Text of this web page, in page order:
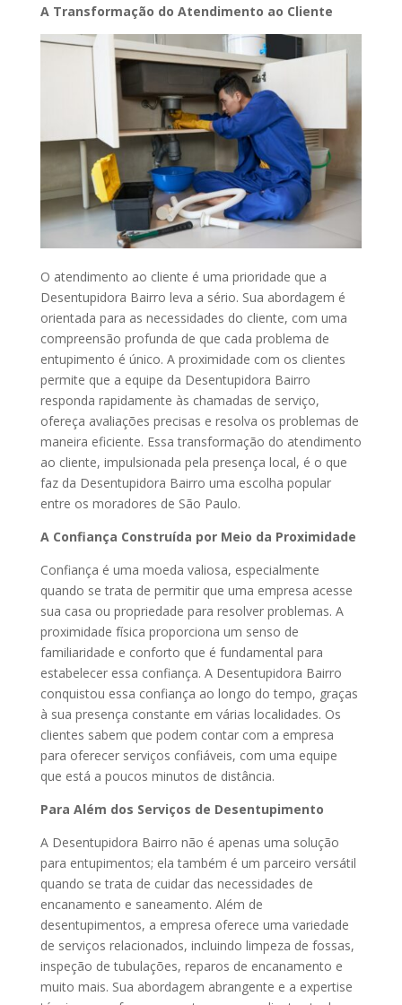
A Transformação do Atendimento ao Cliente
O atendimento ao cliente é uma prioridade que a
Desentupidora Bairro leva a sério. Sua abordagem é
orientada para as necessidades do cliente, com uma
compreensão profunda de que cada problema de
entupimento é único. A proximidade com os clientes
permite que a equipe da Desentupidora Bairro
responda rapidamente às chamadas de serviço,
ofereça avaliações precisas e resolva os problemas de
maneira eficiente. Essa transformação do atendimento
ao cliente, impulsionada pela presença local, é o que
faz da Desentupidora Bairro uma escolha popular
entre os moradores de São Paulo.
A Confiança Construída por Meio da Proximidade
Confiança é uma moeda valiosa, especialmente
quando se trata de permitir que uma empresa acesse
sua casa ou propriedade para resolver problemas. A
proximidade física proporciona um senso de
familiaridade e conforto que é fundamental para
estabelecer essa confiança. A Desentupidora Bairro
conquistou essa confiança ao longo do tempo, graças
à sua presença constante em várias localidades. Os
clientes sabem que podem contar com a empresa
para oferecer serviços confiáveis, com uma equipe
que está a poucos minutos de distância.
Para Além dos Serviços de Desentupimento
A Desentupidora Bairro não é apenas uma solução
para entupimentos; ela também é um parceiro versátil
quando se trata de cuidar das necessidades de
encanamento e saneamento. Além de
desentupimentos, a empresa oferece uma variedade
de serviços relacionados, incluindo limpeza de fossas,
inspeção de tubulações, reparos de encanamento e
muito mais. Sua abordagem abrangente e a expertise